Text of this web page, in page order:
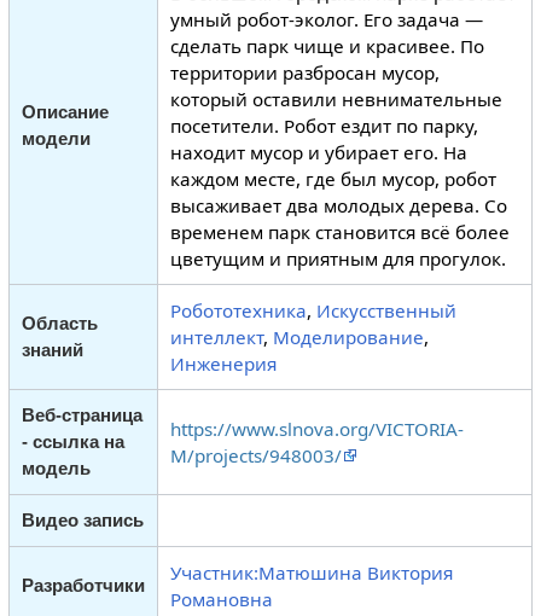
Описание
модели
умный робот-эколог. Его задача —
сделать парк чище и красивее. По
территории разбросан мусор,
который оставили невнимательные
посетители. Робот ездит по парку,
находит мусор и убирает его. На
каждом месте, где был мусор, робот
высаживает два молодых дерева. Со
временем парк становится всё более
цветущим и приятным для прогулок.
Область
знаний
Робототехника, Искусственный
интеллект, Моделирование,
Инженерия
Веб-страница
- ссылка на
модель
https://www.slnova.org/VICTORIA-
M/projects/948003/
Видео запись
Разработчики
Участник:Матюшина Виктория
Романовна